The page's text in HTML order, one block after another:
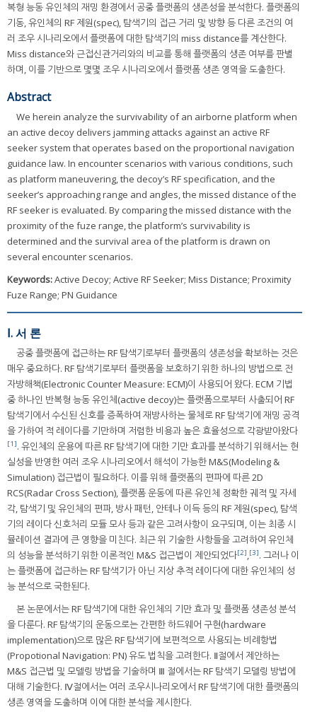
복형 능동 유인체의 재밍 환경에서 공중 플랫폼의 생존성을 분석한다. 플랫폼의
기동, 유인체의 RF 제원(spec), 탐색기의 접근 거리 및 방향 등 다른 조건의 여
러 조우 시나리오에서 플랫폼에 대한 탐색기의 miss distance를 계산한다.
Miss distance와 근접신관거리와의 비교를 통해 플랫폼의 생존 여부를 판별
하며, 이를 기반으로 몇몇 조우 시나리오에서 플랫폼 생존 영역을 도출한다.
Abstract
We herein analyze the survivability of an airborne platform when
an active decoy delivers jamming attacks against an active RF
seeker system that operates based on the proportional navigation
guidance law. In encounter scenarios with various conditions, such
as platform maneuvering, the decoy’s RF specification, and the
seeker’s approaching range and angles, the missed distance of the
RF seeker is evaluated. By comparing the missed distance with the
proximity of the fuze range, the platform’s survivability is
determined and the survival area of the platform is drawn on
several encounter scenarios.
Keywords:Active Decoy; Active RF Seeker; Miss Distance; Proximity
Fuze Range; PN Guidance
Ⅰ. 서 론
공중 플랫폼에 접근하는 RF 탐색기로부터 플랫폼의 생존성을 확보하는 것은
매우 중요하다. RF 탐색기로부터 플랫폼을 보호하기 위한 하나의 방법으로 전
자방해책(Electronic Counter Measure: ECM)이 사용되어 왔다. ECM 기법
중 하나인 반복형 능동 유인체(active decoy)는 플랫폼으로부터 사출되어 RF
탐색기에서 수신된 신호를 증폭하여 재방사하는 물체로 RF 탐색기에 재밍 공격
을 가하여 적 레이다를 기만하며 저렴한 비용과 높은 효율성으로 각광받아왔다
[1]. 유인체의 운용에 따른 RF 탐색기에 대한 기만 효과를 분석하기 위해서는 현
실성을 반영한 여러 조우 시나리오에서 해석이 가능한 M&S(Modeling &
Simulation) 접근법이 필요하다. 이를 위해 플랫폼의 편파에 따른 2D
RCS(Radar Cross Section), 플랫폼 운동에 따른 유인체 정확한 궤적 및 자세
각, 탐색기 및 유인체의 편파, 방사 패턴, 안테나 이득 등의 RF 제원(spec), 탐색
기의 레이다 신호처리 모듈 모사 등과 같은 고려사항이 요구되며, 이는 최종 시
뮬레이션 결과에 큰 영향을 미친다. 최근 위 기술한 사항들을 고려하여 유인체
의 성능을 분석하기 위한 이론적인 M&S 접근법이 제안되었다[2],[3]. 그러나 이
는 플랫폼에 접근하는 RF 탐색기가 아닌 지상 추적 레이다에 대한 유인체의 성
능 분석으로 국한된다.
본 논문에서는 RF 탐색기에 대한 유인체의 기만 효과 및 플랫폼 생존성 분석
을 다룬다. RF 탐색기의 운동으로는 간편한 하드웨어 구현(hardware
implementation)으로 많은 RF 탐색기에 보편적으로 사용되는 비례항법
(Propotional Navigation: PN) 유도 법칙을 고려한다. Ⅱ절에서 제안하는
M&S 접근법 및 모델링 방법을 기술하며 Ⅲ 절에서는 RF 탐색기 모델링 방법에
대해 기술한다. Ⅳ절에서는 여러 조우시나리오에서 RF 탐색기에 대한 플랫폼의
생존 영역을 도출하며 이에 대한 분석을 제시한다.